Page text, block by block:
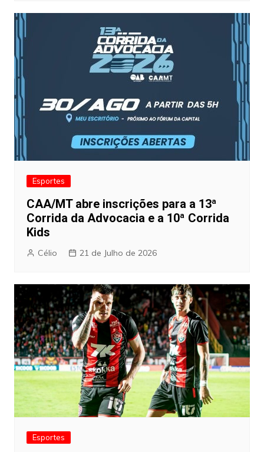
Esportes
CAA/MT abre inscrições para a 13ª
Corrida da Advocacia e a 10ª Corrida
Kids
Célio 21 de Julho de 2026
Esportes